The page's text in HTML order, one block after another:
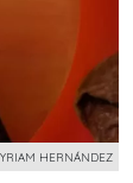
HERNÁNDEZ